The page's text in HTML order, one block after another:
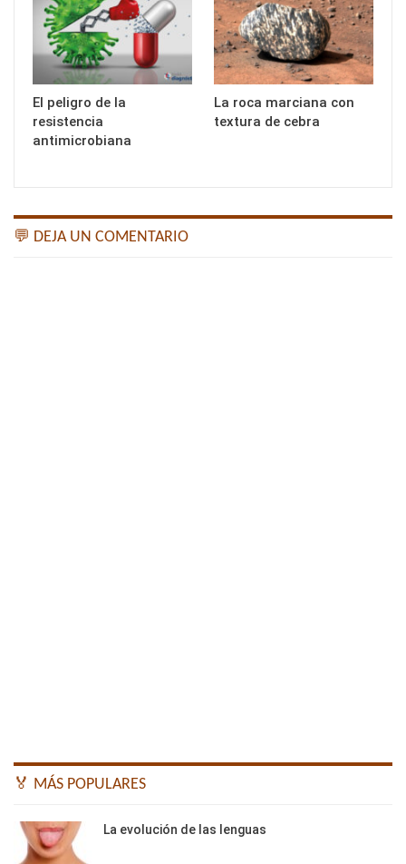
El peligro de la
resistencia
antimicrobiana
La roca marciana con
textura de cebra
💬 DEJA UN COMENTARIO
🏅 MÁS POPULARES
La evolución de las lenguas